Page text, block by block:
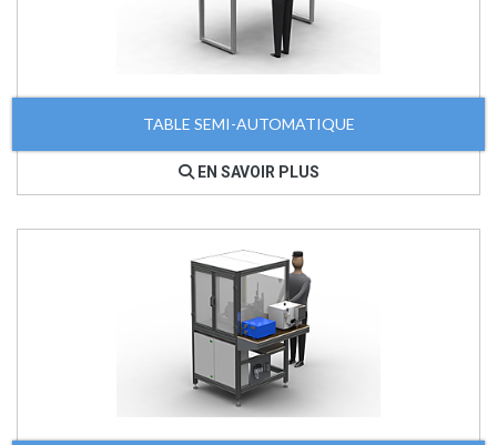
TABLE SEMI-AUTOMATIQUE
EN SAVOIR PLUS